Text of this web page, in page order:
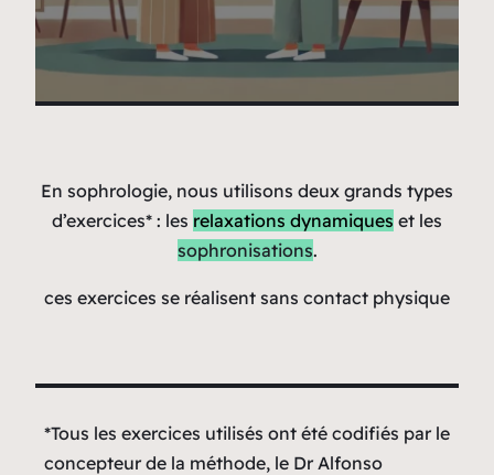
En sophrologie, nous utilisons deux grands types
d’exercices* : les relaxations dynamiques et les
sophronisations.
ces exercices se réalisent sans contact physique
*Tous les exercices utilisés ont été codifiés par le
concepteur de la méthode, le Dr Alfonso